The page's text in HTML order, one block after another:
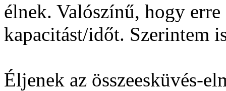
élnek. Valószínű, hogy
kapacitást/időt. Szerintem
Éljenek az összeesküvés-